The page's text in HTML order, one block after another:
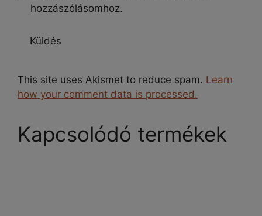
hozzászólásomhoz.
This site uses Akismet to reduce spam. Learn
how your comment data is processed.
Kapcsolódó termékek